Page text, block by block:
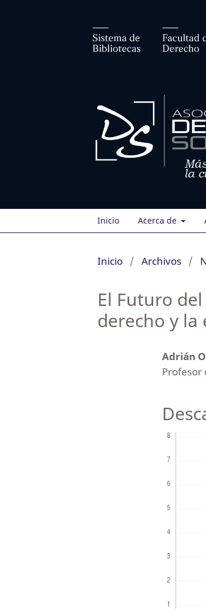
Inicio Acerca de
Inicio / Archivos /
El Futuro
derecho y la
Adrián
Profesor